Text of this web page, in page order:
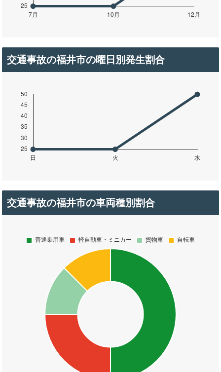
交通事故の福井市の曜日別発生割合
交通事故の福井市の車両種別割合